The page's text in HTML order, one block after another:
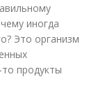
иногда
Это организм
продукты